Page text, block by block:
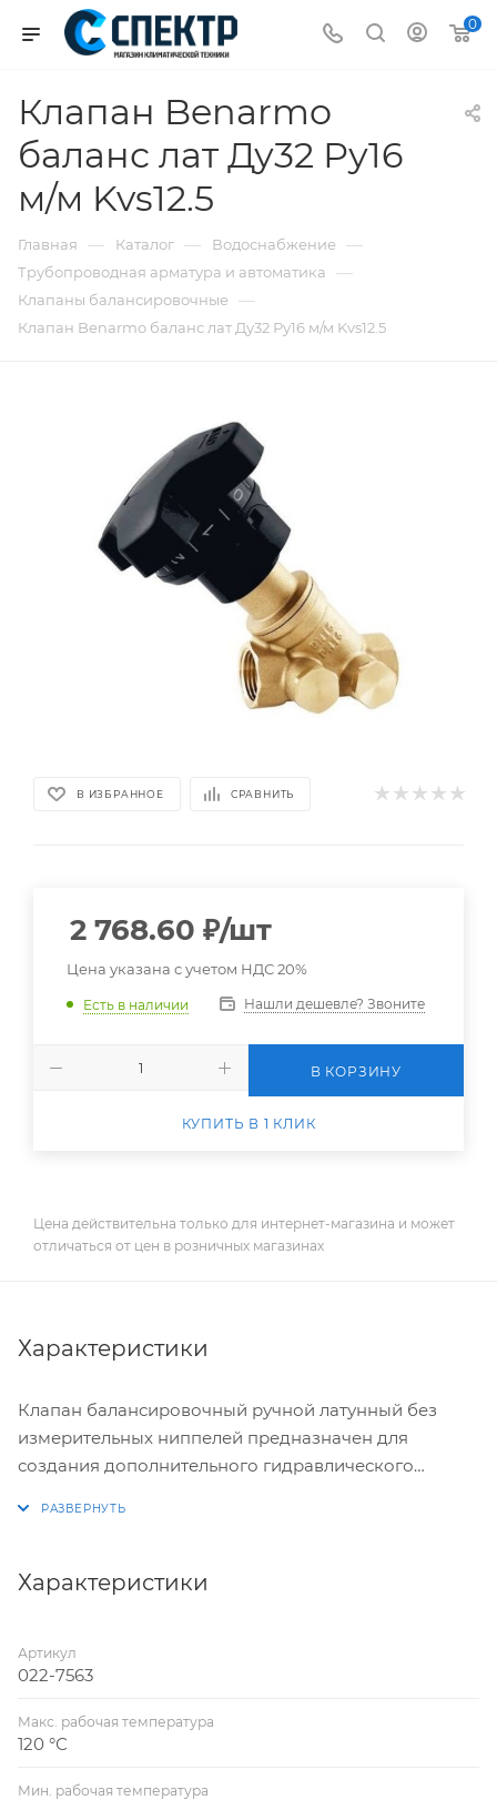
0
Клапан Benarmo
баланс лат Ду32 Ру16
м/м Kvs12.5
Главная — Каталог — Водоснабжение —
Трубопроводная арматура и автоматика —
Клапаны балансировочные —
Клапан Benarmo баланс лат Ду32 Ру16 м/м Kvs12.5
В ИЗБРАННОЕ СРАВНИТЬ
2 768.60 ₽/шт
Цена указана с учетом НДС 20%
Есть в наличии Нашли дешевле? Звоните
В КОРЗИНУ
КУПИТЬ В 1 КЛИК
Цена действительна только для интернет-магазина и может
отличаться от цен в розничных магазинах
Характеристики
Клапан балансировочный ручной латунный без
измерительных ниппелей предназначен для
создания дополнительного гидравлического
сооружений различного назначения.
Характеристики
Артикул
022-7563
Макс. рабочая температура
120 °С
Мин. рабочая температура